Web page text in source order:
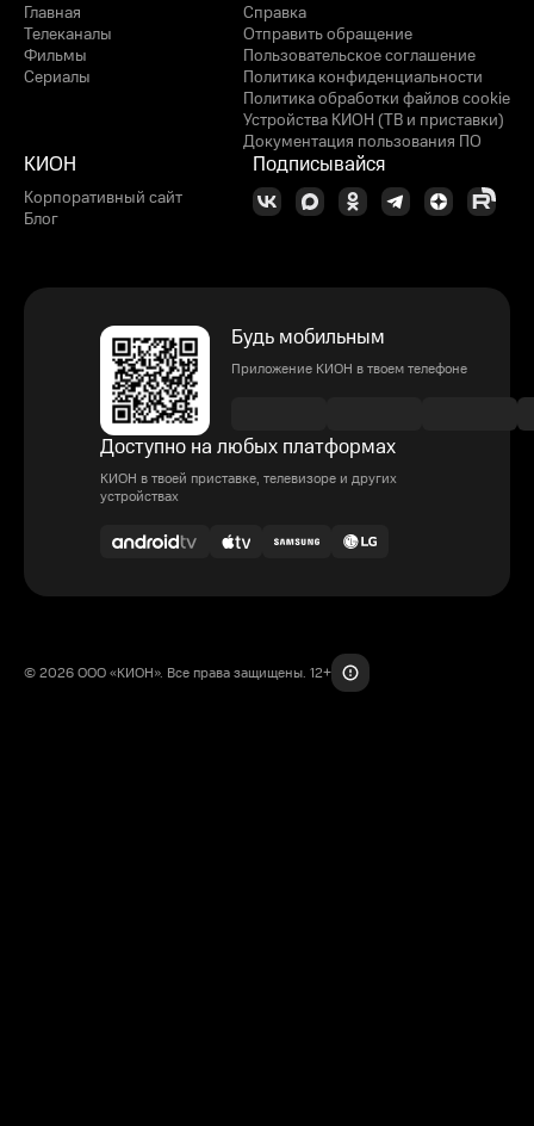
Главная
Телеканалы
Фильмы
Сериалы
Справка
Отправить обращение
Пользовательское соглашение
Политика конфиденциальности
Политика обработки файлов cookie
Устройства КИОН (ТВ и приставки)
Документация пользования ПО
КИОН
Корпоративный сайт
Блог
Подписывайся
Будь мобильным
Приложение КИОН в твоем телефоне
Доступно на любых платформах
КИОН в твоей приставке, телевизоре и других
устройствах
© 2026 ООО «КИОН». Все права защищены. 12+